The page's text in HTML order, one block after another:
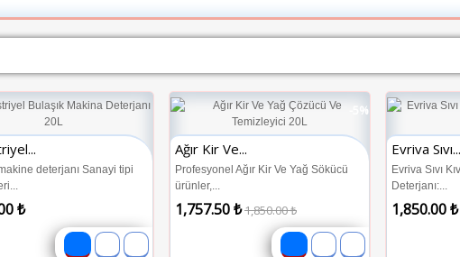
deterjanı Sanayi tipi
₺
Ağır Kir Ve...
Profesyonel Ağır Kir Ve Yağ Sökücü
ürünler,...
1,757.50 ₺
-5%
1,850.00 ₺
Evriva Sıvı...
Evriva Sıvı
Deterjanı:...
1,850.00 ₺